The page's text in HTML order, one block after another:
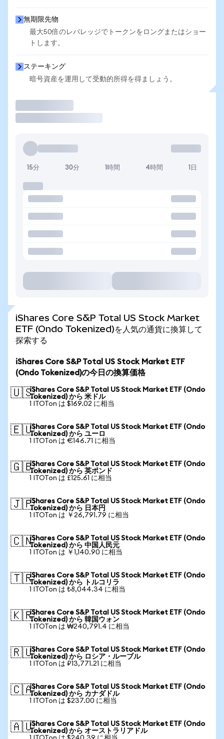
無期限先物
最大50倍のレバレッジでトークンをロングまたはショー
トします。
ステーキング
暗号資産を運用して受動的所得を得ましょう。
15分 30分 1時間 4時間 1日
iShares Core S&P Total US Stock Market
ETF (Ondo Tokenized)を人気の通貨に換算して
探索する
iShares Core S&P Total US Stock Market ETF
(Ondo Tokenized)の今日の換算価格
🇺🇸iShares Core S&P Total US Stock Market ETF (Ondo
Tokenized) から 米ドル
1 ITOTon は $169.02 に相当
🇪🇺iShares Core S&P Total US Stock Market ETF (Ondo
Tokenized) から ユーロ
1 ITOTon は €146.71 に相当
🇬🇧iShares Core S&P Total US Stock Market ETF (Ondo
Tokenized) から 英ポンド
1 ITOTon は £125.61 に相当
🇯🇵iShares Core S&P Total US Stock Market ETF (Ondo
Tokenized) から 日本円
1 ITOTon は ￥26,791.79 に相当
🇨🇳iShares Core S&P Total US Stock Market ETF (Ondo
Tokenized) から 中国人民元
1 ITOTon は ￥1,140.90 に相当
🇹🇷iShares Core S&P Total US Stock Market ETF (Ondo
Tokenized) から トルコリラ
1 ITOTon は ₺8,044.34 に相当
🇰🇷iShares Core S&P Total US Stock Market ETF (Ondo
Tokenized) から 韓国ウォン
1 ITOTon は ₩240,791.4 に相当
🇷🇺iShares Core S&P Total US Stock Market ETF (Ondo
Tokenized) から ロシア・ルーブル
1 ITOTon は ₽13,771.21 に相当
🇨🇦iShares Core S&P Total US Stock Market ETF (Ondo
Tokenized) から カナダドル
1 ITOTon は $237.00 に相当
🇦🇺iShares Core S&P Total US Stock Market ETF (Ondo
Tokenized) から オーストラリアドル